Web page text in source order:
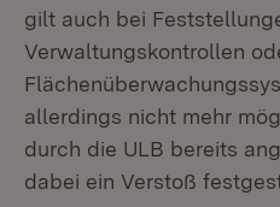
gilt auch bei
Verwaltungskontrollen
allerdings nicht mehr
durch die ULB bereits
dabei ein Verstoß